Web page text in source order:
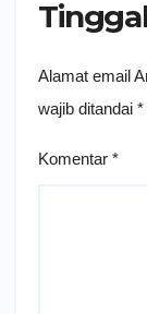
Alamat email
wajib ditandai *
Komentar *